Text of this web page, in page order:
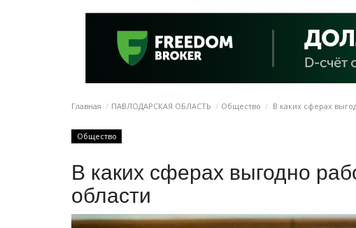
Главная ПАВЛОДАРСКАЯ ОБЛАСТЬ Общество В каких сферах
Общество
В каких сферах выгодно
области